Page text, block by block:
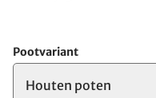
Pootvariant
Houten poten